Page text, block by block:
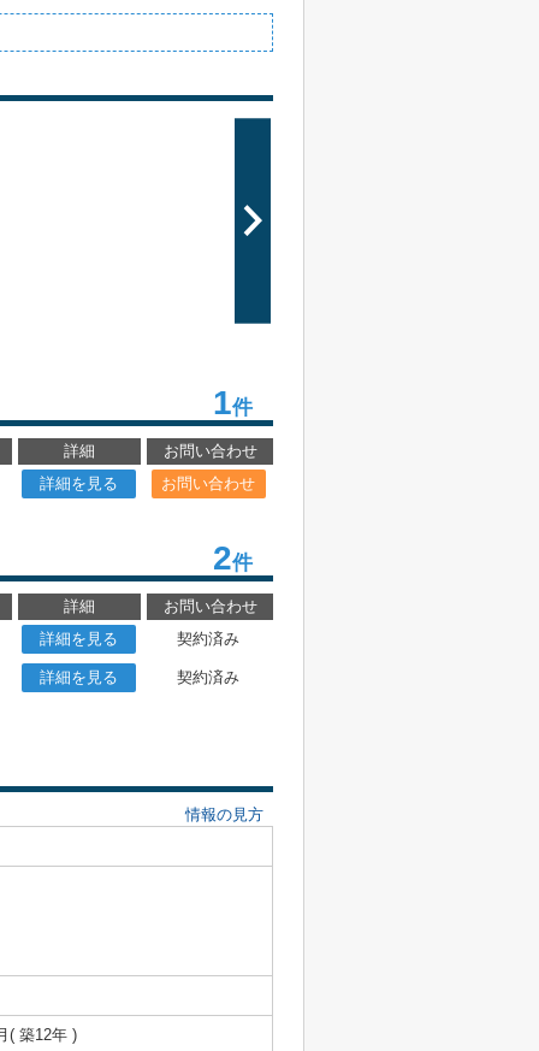
1件
詳細
お問い合わせ
詳細を見る お問い合わせ
2件
詳細
お問い合わせ
詳細を見る 契約済み
詳細を見る
契約済み
情報の見方
( 築12年 )